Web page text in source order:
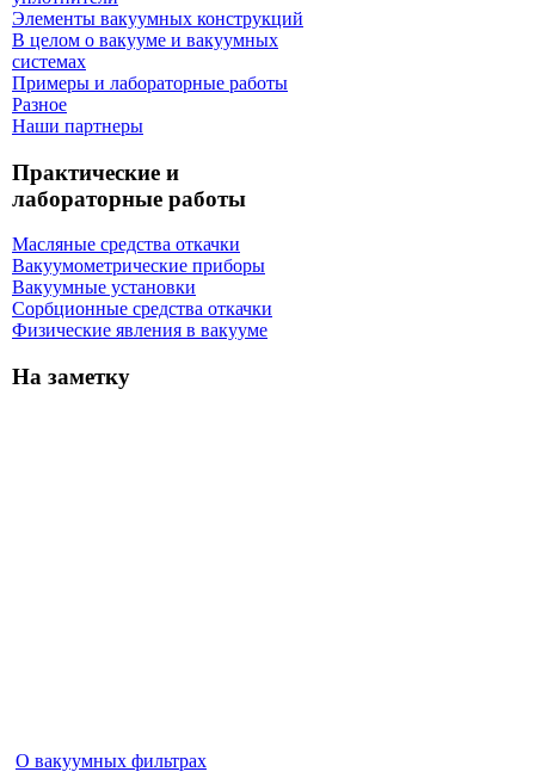
Элементы вакуумных конструкций
В целом о вакууме и вакуумных
системах
Примеры и лабораторные работы
Разное
Наши партнеры
Практические и
лабораторные работы
Масляные средства откачки
Вакуумометрические приборы
Вакуумные установки
Сорбционные средства откачки
Физические явления в вакууме
На заметку
О вакуумных фильтрах